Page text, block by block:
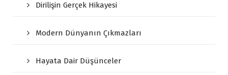
Dirilişin Gerçek Hikayesi
Modern Dünyanın Çıkmazları
Hayata Dair Düşünceler